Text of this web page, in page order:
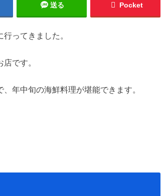
送る Pocket
ってきました。
です。
年中旬の海鮮料理が堪能できます。